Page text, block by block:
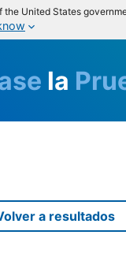
the United States
la
a resultados